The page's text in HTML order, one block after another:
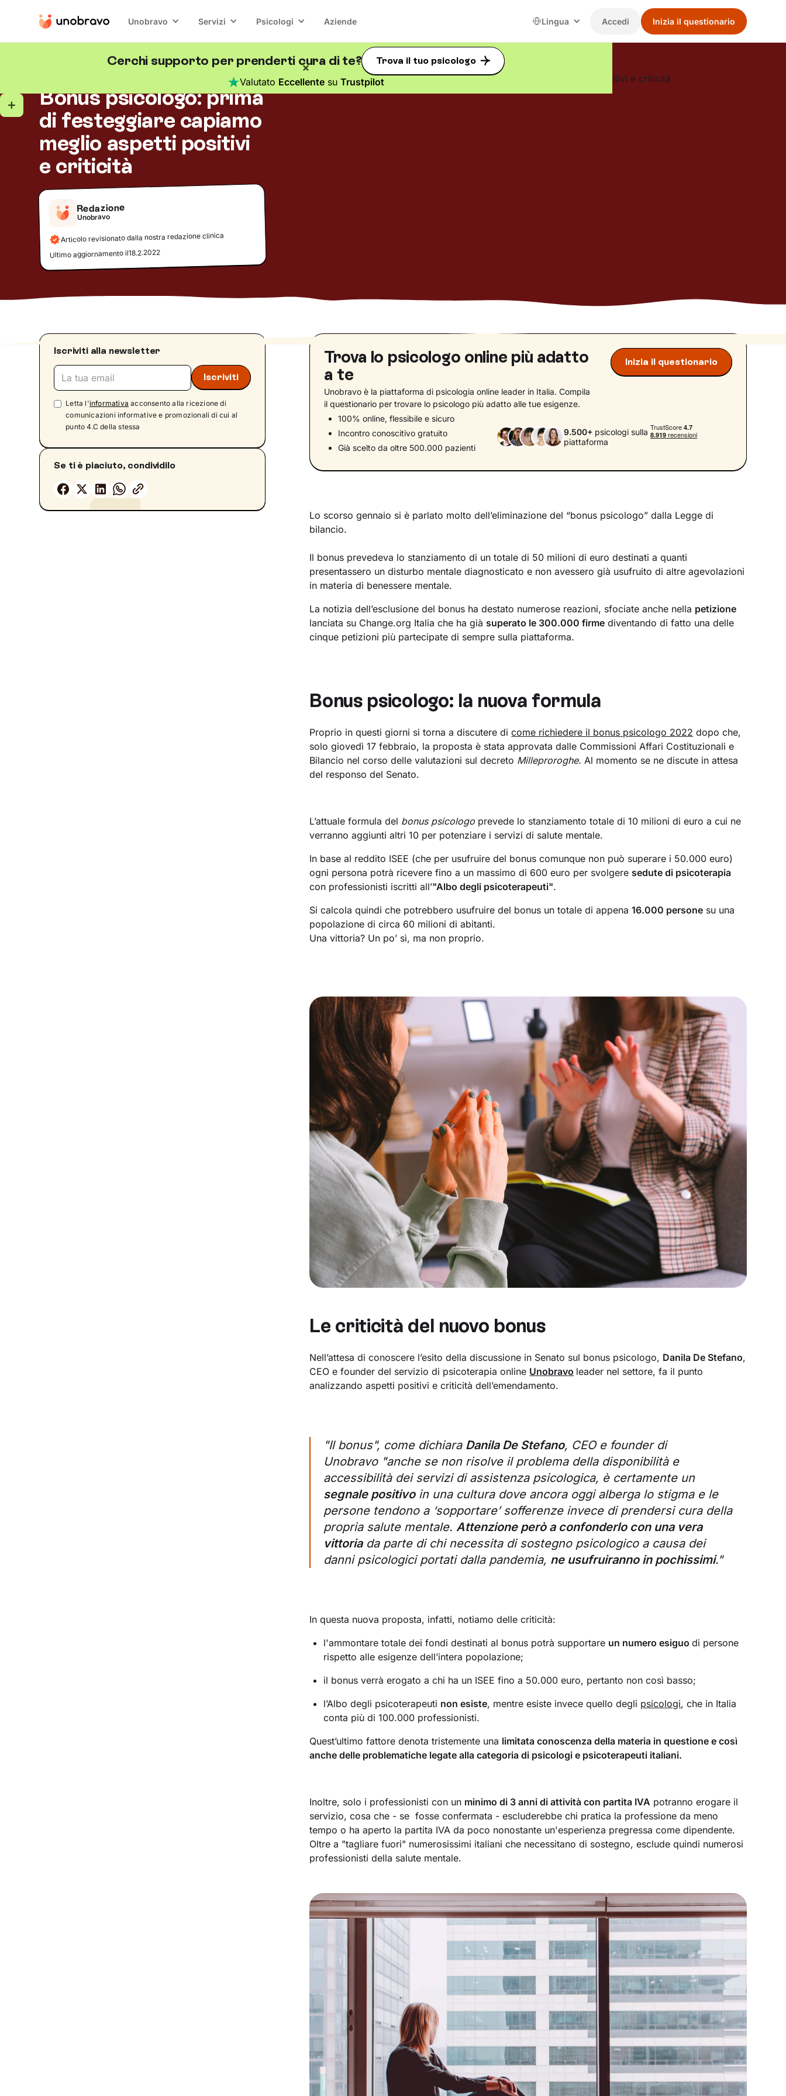
Unobravo Servizi Psicologi Aziende Lingua Accedi Inizia il questionario
Cerchi supporto per prenderti cura di te? Trova il tuo psicologo
Valutato Eccellentesu Trustpilot
Bonus psicologo: prima
di festeggiare capiamo
meglio aspetti positivi
e criticità
Redazione
Unobravo
Articolo revisionato dalla nostra redazione clinica
Ultimo aggiornamento il18.2.2022
Iscriviti alla newsletter
Letta l'informativa acconsento alla ricezione di
comunicazioni informative e promozionali di cui al
punto 4.C della stessa
Se ti è piaciuto, condividilo
Trova lo psicologo online più adatto
a te
Unobravo è la piattaforma di psicologia online leader in Italia. Compila
il questionario per trovare lo psicologo più adatto alle tue esigenze.
Inizia il questionario
100% online, flessibile e sicuro
Incontro conoscitivo gratuito
Già scelto da oltre 500.000 pazienti
9.500+psicologi sulla
piattaforma
Lo scorso gennaio si è parlato molto dell’eliminazione del “bonus psicologo” dalla Legge di
bilancio.
Il bonus prevedeva lo stanziamento di un totale di 50 milioni di euro destinati a quanti
presentassero un disturbo mentale diagnosticato e non avessero già usufruito di altre agevolazioni
in materia di benessere mentale.
La notizia dell’esclusione del bonus ha destato numerose reazioni, sfociate anche nella petizione
lanciata su Change.org Italia che ha già superato le 300.000 firme diventando di fatto una delle
cinque petizioni più partecipate di sempre sulla piattaforma.
Bonus psicologo: la nuova formula
Proprio in questi giorni si torna a discutere dicome richiedere il bonus psicologo 2022 dopo che,
solo giovedì 17 febbraio, la proposta è stata approvata dalle Commissioni Affari Costituzionali e
Bilancio nel corso delle valutazioni sul decreto Milleproroghe.Al momento se ne discute in attesa
del responso del Senato.
L’attuale formula del bonus psicologo prevede lo stanziamento totale di 10 milioni di euro a cui ne
verranno aggiunti altri 10 per potenziare i servizi di salute mentale.
In base al reddito ISEE (che per usufruire del bonus comunque non può superare i 50.000 euro)
ogni persona potrà ricevere fino a un massimo di 600 euro per svolgere sedute di psicoterapia
con professionisti iscritti all’"Albo degli psicoterapeuti".
Si calcola quindi che potrebbero usufruire del bonus un totale di appena16.000 persone su una
popolazione di circa 60 milioni di abitanti.
Una vittoria? Un po’ sì, ma non proprio.
Le criticità del nuovo bonus
Nell’attesa di conoscere l’esito della discussione in Senato sul bonus psicologo, Danila De Stefano,
CEO e founder del servizio di psicoterapia online Unobravo leader nel settore, fa il punto
analizzando aspetti positivi e criticità dell’emendamento.
"Il bonus", come dichiara Danila De Stefano, CEO e founder di
Unobravo "anche se non risolve il problema della disponibilità e
accessibilità dei servizi di assistenza psicologica, è certamente un
segnale positivoin una cultura dove ancora oggi alberga lo stigma e le
persone tendono a ‘sopportare’ sofferenze invece di prendersi cura della
propria salute mentale.Attenzione però a confonderlo con una vera
vittoriada parte di chi necessita di sostegno psicologico a causa dei
danni psicologici portati dalla pandemia, ne usufruiranno in pochissimi."
In questa nuova proposta, infatti, notiamo delle criticità:
l'ammontare totale dei fondi destinati al bonus potrà supportare un numero esiguodi persone
rispetto alle esigenze dell’intera popolazione;
il bonus verrà erogato a chi ha un ISEE fino a 50.000 euro, pertanto non così basso;
l’Albo degli psicoterapeuti non esiste, mentre esiste invece quello degli psicologi, che in Italia
conta più di 100.000 professionisti.
Quest’ultimo fattore denota tristemente una limitata conoscenza della materia in questione e così
anche delle problematiche legate alla categoria di psicologi e psicoterapeuti italiani.
Inoltre, solo i professionisti con un minimo di 3 anni di attività con partita IVA potranno erogare il
servizio, cosa che - se fosse confermata - escluderebbe chi pratica la professione da meno
tempo o ha aperto la partita IVA da poco nonostante un'esperienza pregressa come dipendente.
Oltre a "tagliare fuori" numerosissimi italiani che necessitano di sostegno, esclude quindi numerosi
professionisti della salute mentale.